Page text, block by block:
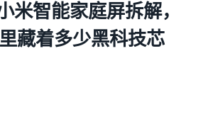
米智能家庭屏拆解，
藏着多少黑科技芯